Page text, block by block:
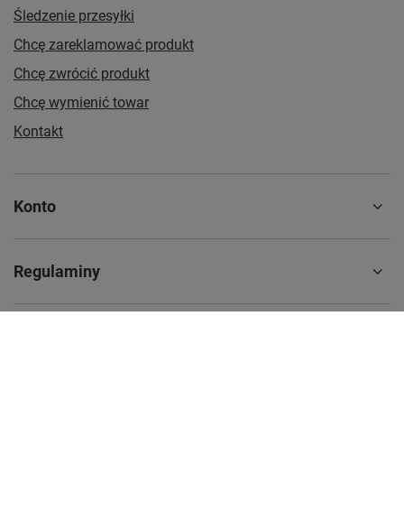
Śledzenie przesyłki
Chcę zareklamować produkt
Chcę zwrócić produkt
Chcę wymienić towar
Kontakt
Konto
Regulaminy